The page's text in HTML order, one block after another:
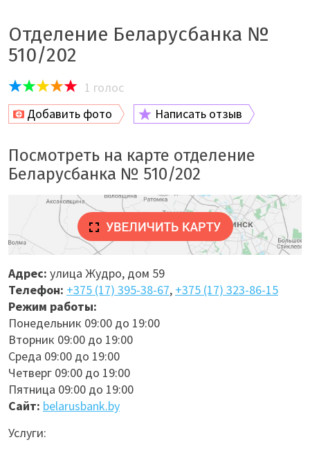
Отделение Беларусбанка №
510/202
1 голос
Добавить фото
Написать отзыв
Посмотреть на карте отделение
Беларусбанка № 510/202
Адрес: улица Жудро, дом 59
Телефон: +375 (17) 395-38-67, +375 (17) 323-86-15
Режим работы:
Понедельник 09:00 до 19:00
Вторник 09:00 до 19:00
Среда 09:00 до 19:00
Четверг 09:00 до 19:00
Пятница 09:00 до 19:00
Сайт: belarusbank.by
Услуги: